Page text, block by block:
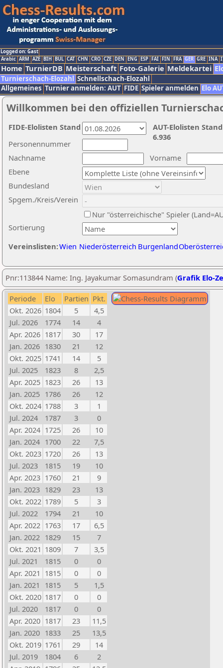
Logged on: Gast
Arabic ARM AZE BIH BUL CAT CHN CRO CZE DEN ENG ESP FAI FIN FRA GER GRE INA
Home TurnierDB Meisterschaft Foto-Galerie Meldekartei
Turnierschach-Elozahl Schnellschach-Elozahl
Allgemeines Turnier anmelden: AUT FIDE Spieler anmelden Elo
Willkommen bei den offiziellen
Nachname
Vorname
Ebene
Sortierung
Personennummer
Bundesland
Spgem./Kreis/Verein
Nur "österreichische" Spieler
Vereinslisten:Wien Niederösterreich Burgenland
AUT-Elolisten
6.936
FIDE-Elolisten Stand
Pnr:113844 Name: Ing. Jayakumar Somasundram (Grafik Elo-
Periode Elo Partien Pkt.
Okt. 2026 1804 5
4,5
Jul. 2026
1774 14
4
Apr. 2026 1817 30
17
Jan. 2026 1830 21
12
Okt. 2025 1741 14
5
Jul. 2025
1823 8
2,5
Apr. 2025 1823 26
13
Jan. 2025 1786 26
12
Okt. 2024 1788 3
1
Jul. 2024
1787 3
0
Apr. 2024 1725 26
10
Jan. 2024 1700 22
7,5
Okt. 2023 1720 26
13
Jul. 2023
1815 19
10
Apr. 2023 1760 21
9
Jan. 2023 1829 23
13
Okt. 2022 1789 5
3
Jul. 2022
1794 21
10
Apr. 2022 1763 17
6,5
Jan. 2022 1829 15
7
Okt. 2021 1809 7
3,5
Jul. 2021
1815 0
0
Apr. 2021 1815 0
0
Jan. 2021
1815 5
1,5
Okt. 2020 1817 0
0
Jul. 2020
1817 0
0
Apr. 2020 1817 23
11,5
Jan. 2020 1833 25
13,5
Okt. 2019 1761 29
14
Jul. 2019
1804 6
2